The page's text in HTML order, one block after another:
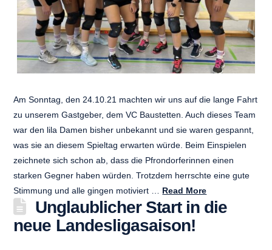
Am Sonntag, den 24.10.21 machten wir uns auf die lange Fahrt
zu unserem Gastgeber, dem VC Baustetten. Auch dieses Team
war den lila Damen bisher unbekannt und sie waren gespannt,
was sie an diesem Spieltag erwarten würde. Beim Einspielen
zeichnete sich schon ab, dass die Pfrondorferinnen einen
starken Gegner haben würden. Trotzdem herrschte eine gute
Stimmung und alle gingen motiviert … Read More
Unglaublicher Start in die
neue Landesligasaison!